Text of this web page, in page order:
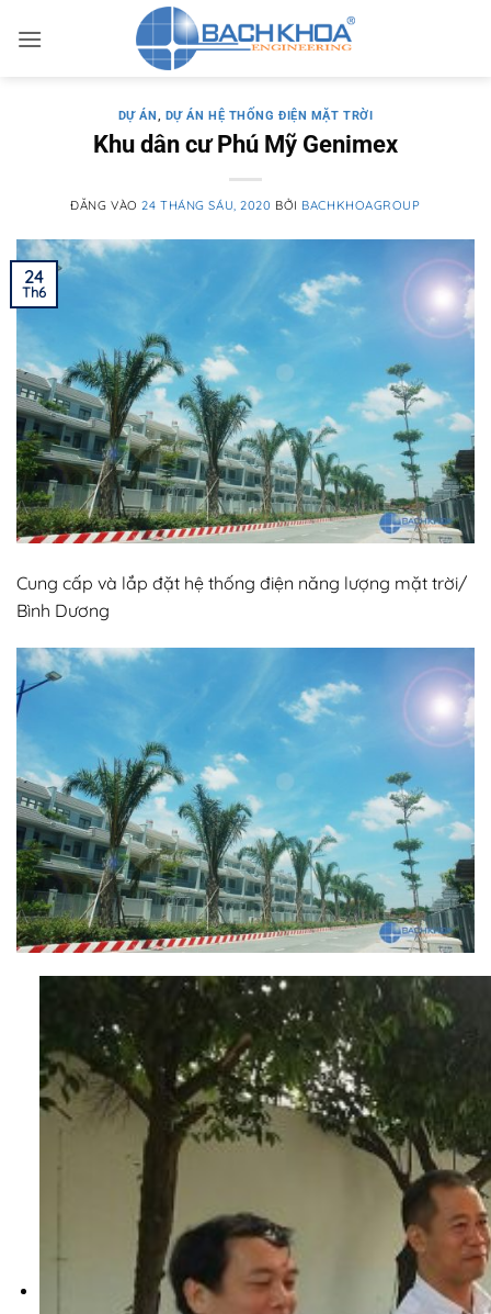
qua
DỰ ÁN, DỰ ÁN HỆ THỐNG ĐIỆN MẶT TRỜI
Khu dân cư Phú Mỹ Genimex
ĐĂNG VÀO24 THÁNG SÁU, 2020 BỞI BACHKHOAGROUP
24
Th6
Cung cấp và lắp đặt hệ thống điện năng lượng mặt trời/
Bình Dương